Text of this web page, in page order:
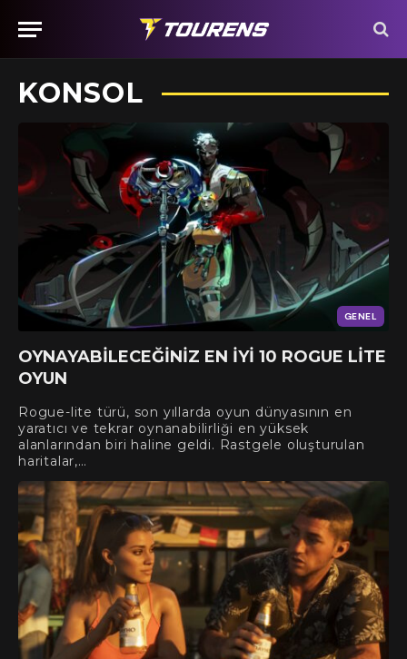
KONSOL
GENEL
OYNAYABILECEĞINIZ EN İYI 10 ROGUE LITE
OYUN
Rogue-lite türü, son yıllarda oyun dünyasının en
yaratıcı ve tekrar oynanabilirliği en yüksek
alanlarından biri haline geldi. Rastgele oluşturulan
haritalar,…